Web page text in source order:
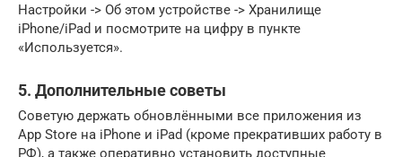
Настройки -> Об этом устройстве -> Хранилище
iPhone/iPad и посмотрите на цифру в пункте
«Используется».
5. Дополнительные советы
Советую держать обновлёнными все приложения из
App Store на iPhone и iPad (кроме прекративших работу в
РФ), а также оперативно установить доступные